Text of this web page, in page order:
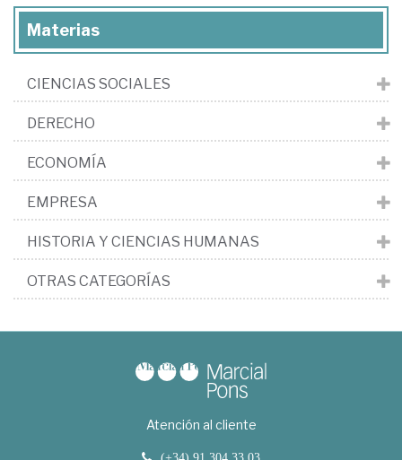
Materias
CIENCIAS SOCIALES
DERECHO
ECONOMÍA
EMPRESA
HISTORIA Y CIENCIAS HUMANAS
OTRAS CATEGORÍAS
Atención al cliente
(+34) 91 304 33 03